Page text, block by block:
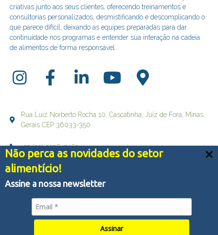
Não perca as novidades do setor
alimentício!
Assine a nossa newsletter
Assinar
criativas junto aos seus clientes, oferecendo treinamentos e
consultorias personalizados, desmistificando e descomplicando o
que parece difícil, deixando as equipes preparadas para dar
continuidade nos programas e entender sua interação na cadeia
de alimentos de forma responsável.
Rua Luiz Norberto Rocha 10, Cascatinha, Juiz de Fora, Minas
Gerais CEP 36033-350
+55 (32) 3236-5469
falecom@brqualityconsultoria.com.br
© Copyright 2022 - BR QUALITY CONSULTORIA - Todos os
Nós usamos cookies e outras tecnologias semelhantes
para melhorar a sua experiência em nossos serviços,
personalizar publicidade e recomendar conteúdo de seu
com tal monitoramento.Política de Privacidade
Aceitar tudo